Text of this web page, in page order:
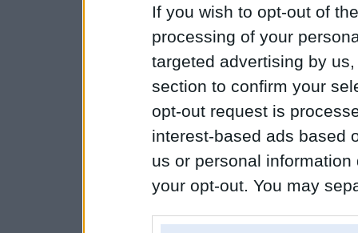
If you wish to opt-out of
processing of your
targeted advertising by
section to confirm your
opt-out request is
interest-based ads based
us or personal
your opt-out. You may